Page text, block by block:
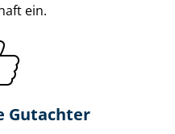
ein.
Gutachter